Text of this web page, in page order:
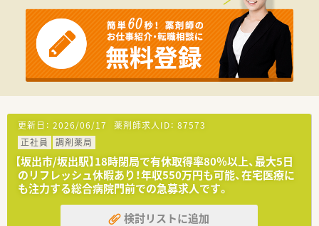
＜設備も充実＞
■電子薬歴も導入済みです。
Vマス分包機を利用しています。
＜業務内容＞
■近隣にある脳神経外科からの外来対応をメインに対応して頂
きます。
す。
＜法人特徴＞
■香川県内全域に店舗展開中企業です。
■薬局運営以外にも社会福祉や卸などもグループとして事業展
開されています。
■奨学金返済のための手当支給制度あります。（5年間）
■スポーツファーマシスト等各種資格取得にも積極的な法人で
更新日： 2026/06/17 薬剤師求人ID： 87573
正社員
調剤薬局
【坂出市/坂出駅】18時閉局で有休取得率80％以上、最大5日
のリフレッシュ休暇あり！年収550万円も可能、在宅医療に
も注力する総合病院門前での急募求人です。
検討リストに追加